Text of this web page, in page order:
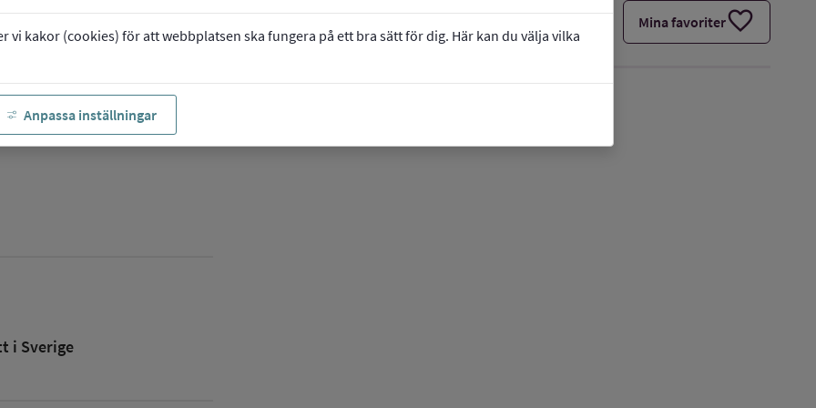
vi kakor (cookies) för att webbplatsen ska fungera på ett bra sätt för dig. Här kan du välja vilka
Anpassa inställningar
Mina favoriterfavorite
i Sverige